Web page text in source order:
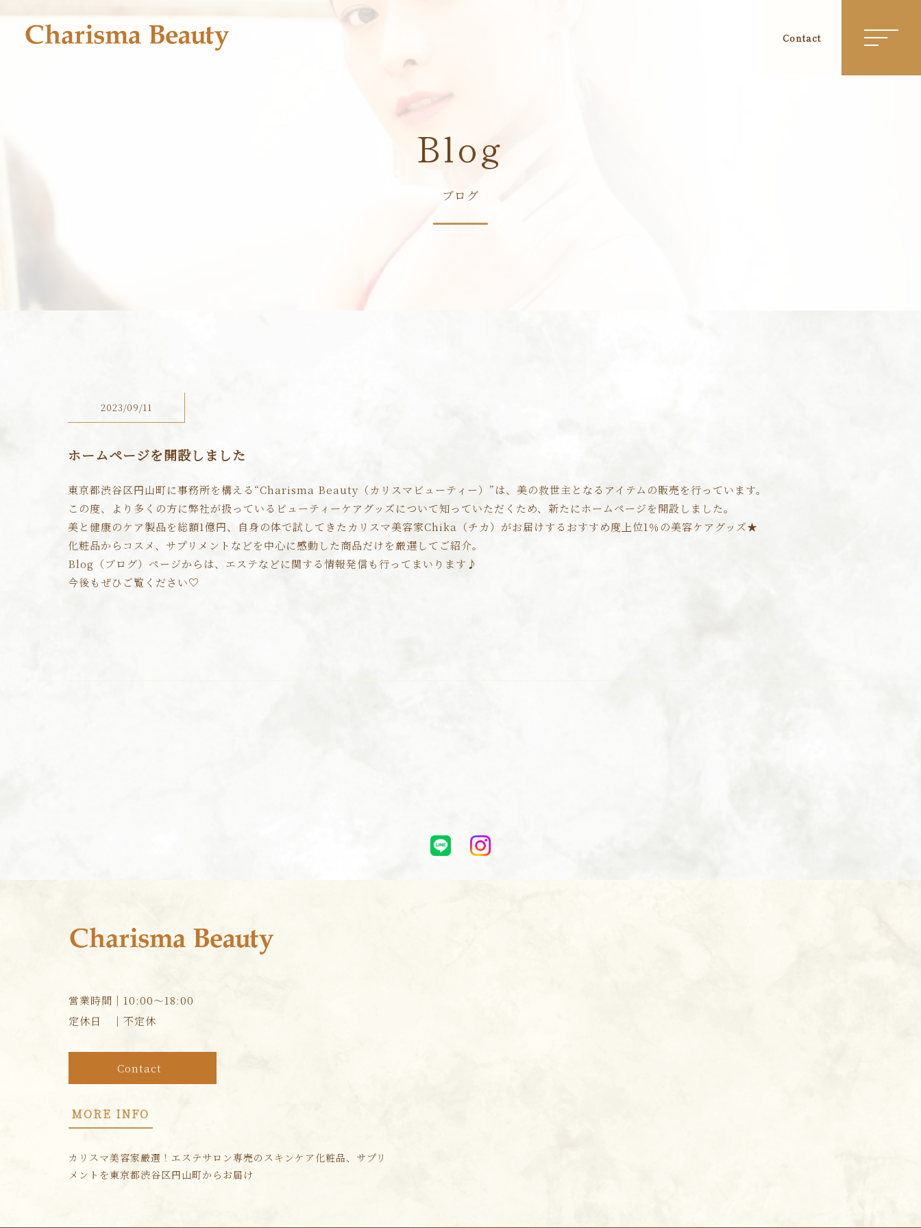
Contact
Blog
ブログ
2023/09/11
ホームページを開設しました
東京都渋谷区円山町に事務所を構える“Charisma Beauty（カリスマビューティー）”は、美の救世主となるアイテムの販売を行っています。
この度、より多くの方に弊社が扱っているビューティーケアグッズについて知っていただくため、新たにホームページを開設しました。
美と健康のケア製品を総額1億円、自身の体で試してきたカリスマ美容家Chika（チカ）がお届けするおすすめ度上位1％の美容ケアグッズ★
化粧品からコスメ、サプリメントなどを中心に感動した商品だけを厳選してご紹介。
Blog（ブログ）ページからは、エステなどに関する情報発信も行ってまいります♪
今後もぜひご覧ください♡
営業時間｜10:00～18:00
定休日 ｜不定休
Contact
MORE INFO
カリスマ美容家厳選！エステサロン専売のスキンケア化粧品、サプリ
メントを東京都渋谷区円山町からお届け